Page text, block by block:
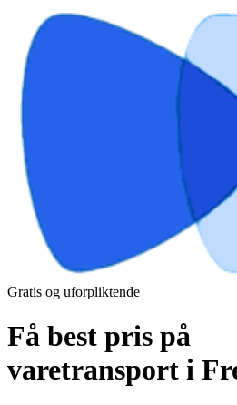
Gratis og uforpliktende
Få best pris på
varetransport i